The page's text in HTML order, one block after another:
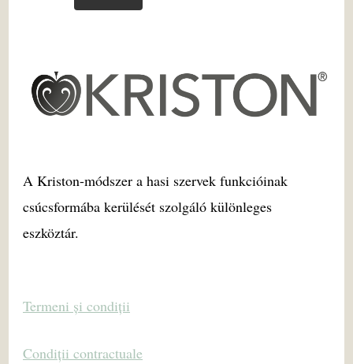
A Kriston-módszer a hasi szervek funkcióinak
csúcsformába kerülését szolgáló különleges
eszköztár.
Termeni și condiții
Condiții contractuale